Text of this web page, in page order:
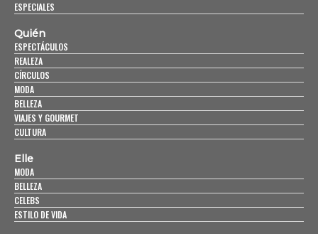
ESPECIALES
Quién
ESPECTÁCULOS
REALEZA
CÍRCULOS
MODA
BELLEZA
VIAJES Y GOURMET
CULTURA
Elle
MODA
BELLEZA
CELEBS
ESTILO DE VIDA